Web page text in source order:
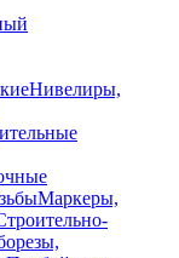
Нивелиры,
Маркеры,